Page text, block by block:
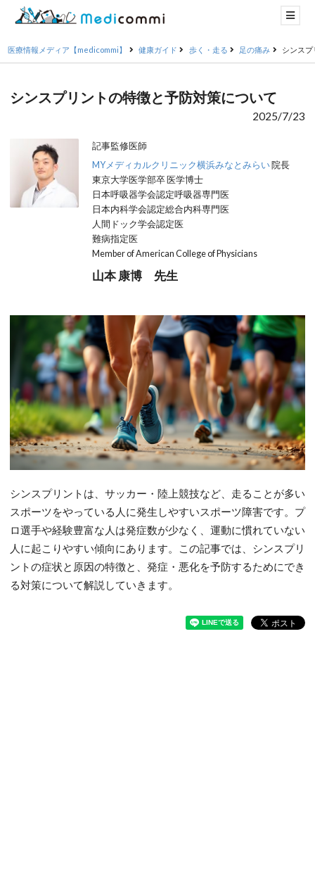
医療情報メディア【medicommi】 健康ガイド 歩く・走る 足の痛み シンス
シンスプリントの特徴と予防対策について
2025/7/23
記事監修医師
MYメディカルクリニック横浜みなとみらい院長
東京大学医学部卒 医学博士
日本呼吸器学会認定呼吸器専門医
日本内科学会認定総合内科専門医
人間ドック学会認定医
難病指定医
Member of American College of Physicians
山本 康博 先生
シンスプリントは、サッカー・陸上競技など、走ることが多い
スポーツをやっている人に発生しやすいスポーツ障害です。プ
ロ選手や経験豊富な人は発症数が少なく、運動に慣れていない
人に起こりやすい傾向にあります。この記事では、シンスプリ
ントの症状と原因の特徴と、発症・悪化を予防するためにでき
る対策について解説していきます。